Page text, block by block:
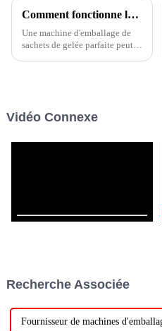
Comment fonctionne la machine d'emballage de gelée en sachet ?
Une machine d'emballage de
sachets de gelée parfaite peut
puis la machine coupera...
Vidéo Connexe
Recherche Associée
Fournisseur de machines